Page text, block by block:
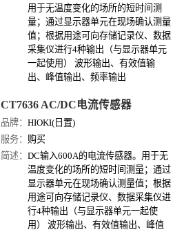
用于无温度变化的场所的短时间测
量；通过显示器单元在现场确认测量
值；根据用途可向存储记录仪、数据
采集仪进行4种输出（与显示器单元
一起使用） 波形输出、有效值输
出、峰值输出、频率输出
CT7636 AC/DC电流传感器
品牌：HIOKI(日置)
服务： 购买
简述：DC输入600A的电流传感器。用于无
温度变化的场所的短时间测量；通过
显示器单元在现场确认测量值；根据
用途可向存储记录仪、数据采集仪进
行4种输出（与显示器单元一起使
用） 波形输出、有效值输出、峰值